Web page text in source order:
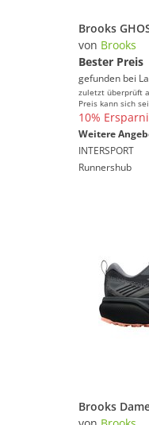
von Brooks
Bester Preis
gefunden bei
zuletzt überprüft
Preis kann sich
10%
Weitere
INTERSPORT
Runnershub